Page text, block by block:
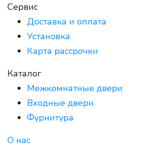
Сервис
Доставка и оплата
Установка
Карта рассрочки
Каталог
Межкомнатные двери
Входные двери
Фурнитура
О нас